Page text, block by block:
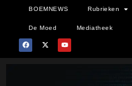
BOEMNEWS Rubrieken
De Moed Mediatheek